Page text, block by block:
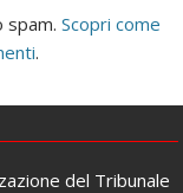
spam.Scopri come
.
del Tribunale